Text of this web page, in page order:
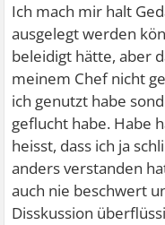
Ich mach mir halt
ausgelegt werden
beleidigt hätte, aber
meinem Chef nicht
ich genutzt habe
geflucht habe. Habe
heisst, dass ich ja
anders verstanden
auch nie beschwert
Disskussion